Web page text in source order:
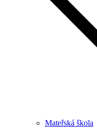
Mateřská škola